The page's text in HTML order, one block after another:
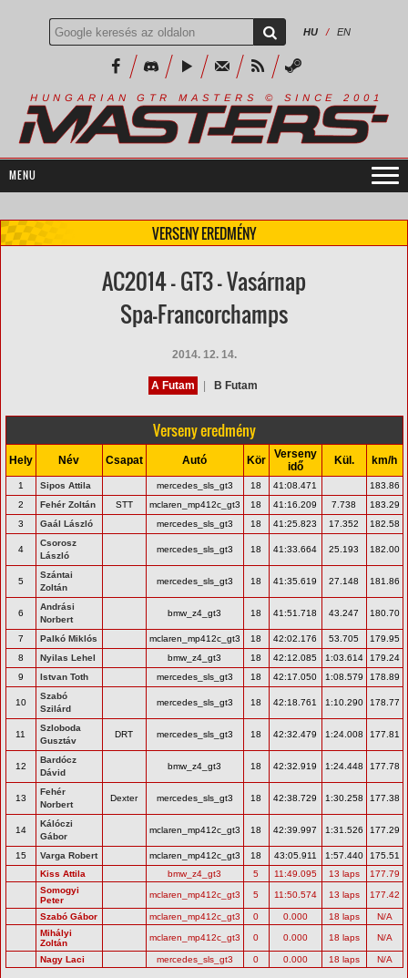
HU / EN
H U N G A R I A N G T R M A S T E R S © S I N C E 2 0 0 1
VERSENY EREDMÉNY
AC2014 - GT3 - Vasárnap
Spa-Francorchamps
2014. 12. 14.
A Futam B Futam
Verseny eredmény
Hely Név Csapat Autó Kör
Verseny
idő
Kül. km/h
1 Sipos Attila mercedes_sls_gt3 18 41:08.471
183.86
2
Fehér Zoltán STT mclaren_mp412c_gt3 18 41:16.209 7.738
183.29
3
Gaál László mercedes_sls_gt3 18 41:25.823 17.352 182.58
4
Csorosz
László
mercedes_sls_gt3 18 41:33.664 25.193 182.00
5
Szántai
Zoltán
mercedes_sls_gt3 18 41:35.619 27.148 181.86
6
Andrási
Norbert
bmw_z4_gt3 18 41:51.718 43.247 180.70
7 Palkó Miklós mclaren_mp412c_gt3 18 42:02.176 53.705
179.95
8
Nyilas Lehel bmw_z4_gt3 18 42:12.085 1:03.614
179.24
9
Istvan Toth mercedes_sls_gt3 18 42:17.050 1:08.579 178.89
10
Szabó
Szilárd
mercedes_sls_gt3 18 42:18.761 1:10.290 178.77
11
Szloboda
Gusztáv
DRT mercedes_sls_gt3 18 42:32.479 1:24.008 177.81
12
Bardócz
Dávid
bmw_z4_gt3 18 42:32.919 1:24.448 177.78
13
Fehér
Norbert
Dexter mercedes_sls_gt3 18 42:38.729 1:30.258 177.38
14
Kálóczi
Gábor
mclaren_mp412c_gt3 18 42:39.997 1:31.526 177.29
15 Varga Robert mclaren_mp412c_gt3 18 43:05.911 1:57.440
175.51
Kiss Attila
bmw_z4_gt3 5 11:49.095 13 laps
177.79
Somogyi
Peter
mclaren_mp412c_gt3 5 11:50.574 13 laps 177.42
Szabó Gábor mclaren_mp412c_gt3 0 0.000 18 laps
N/A
Mihályi
Zoltán
mclaren_mp412c_gt3 0 0.000 18 laps N/A
Nagy Laci mercedes_sls_gt3 0 0.000 18 laps N/A